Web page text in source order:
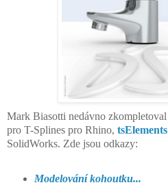
Mark Biasotti nedávno
pro T-Splines pro Rhino, tsElements
SolidWorks. Zde jsou odkazy:
Modelování kohoutku...